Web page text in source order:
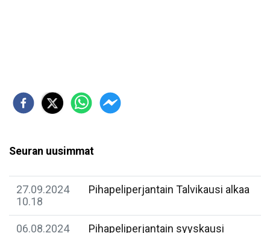
Seuran uusimmat
27.09.2024
10.18
Pihapeliperjantain Talvikausi alkaa
06.08.2024
Pihapeliperjantain syyskausi